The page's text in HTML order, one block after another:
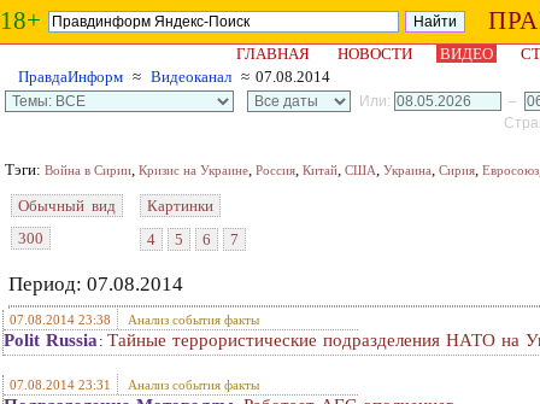
18+
ГЛАВНАЯ НОВОСТИ ВИДЕО
ПравдаИнформ ≈ Видеоканал ≈ 07.08.2014
Или:
–
Тэги: Война в Сирии, Кризис на Украине, Россия, Китай, США, Украина, Сирия, Евросоюз
Обычный вид
300
Картинки
4
5 6 7
Период: 07.08.2014
07.08.2014 23:38 Анализ события факты
Polit Russia : Тайные террористические подразделения НАТО на
07.08.2014 23:31 Анализ события факты